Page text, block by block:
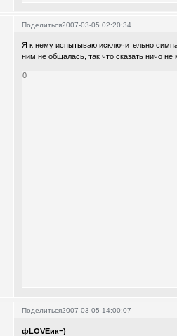
Поделиться2007-03-05 02:20:34
Я к нему испытываю исключительно
ним не общалась, так что сказать ничо
0
Поделиться2007-03-05 14:00:07
фLOVEик=)